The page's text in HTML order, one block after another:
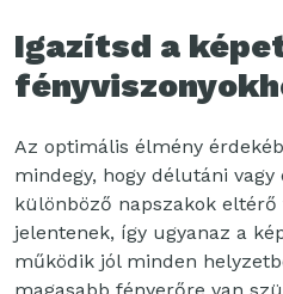
Igazítsd a
Az optimális élmény
mindegy, hogy délutáni
különböző napszakok eltérő
jelentenek, így ugyanaz a
működik jól minden
magasabb fényerőre van